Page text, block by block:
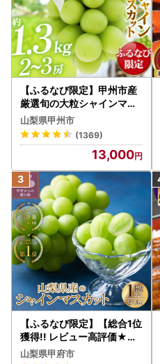
【ふるなび限定】甲州市産
厳選旬の大粒シャインマス
カット 約1.3kg 2～3房【2
026年発送】（MG）B12-
472 FN-Limited-VO シャ
インマスカット フルーツ
山梨県甲州市
(1369)
13,000
【ふるなび限定】【総合1位
獲得!! レビュー高評価★】
〈2026年度配送分〉山梨
山梨県甲府市